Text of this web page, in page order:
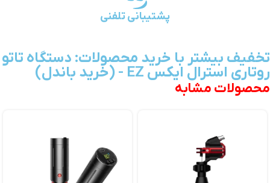
پشتیبانی تلفنی
تخفیف بیشتر با خرید محصولات: دستگاه تاتو
روتاری استرال ایکس EZ - (خرید باندل)
محصولات مشابه